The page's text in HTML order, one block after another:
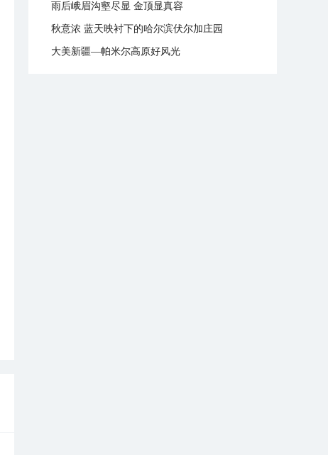
雨后峨眉沟壑尽显 金顶显真容
秋意浓 蓝天映衬下的哈尔滨伏尔加庄园
大美新疆—帕米尔高原好风光